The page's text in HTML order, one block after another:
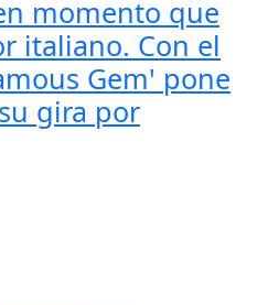
momento que
italiano. Con el
Gem' pone
gira por